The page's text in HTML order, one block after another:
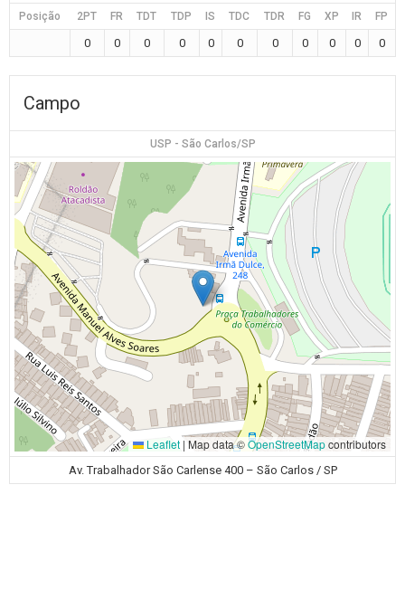
Posição 2PT FR TDT TDP IS TDC TDR FG XP IR FP
0 0 0 0 0 0 0 0 0 0 0
Campo
USP - São Carlos/SP
Leaflet | Map data ©OpenStreetMapcontributors
Av. Trabalhador São Carlense 400 – São Carlos / SP